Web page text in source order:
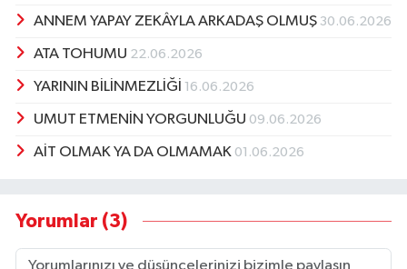
ANNEM YAPAY ZEKÂYLA ARKADAŞ OLMUŞ 30.06.2026
ATA TOHUMU 22.06.2026
YARININ BİLİNMEZLİĞİ 16.06.2026
UMUT ETMENİN YORGUNLUĞU 09.06.2026
AİT OLMAK YA DA OLMAMAK 01.06.2026
Yorumlar (3)